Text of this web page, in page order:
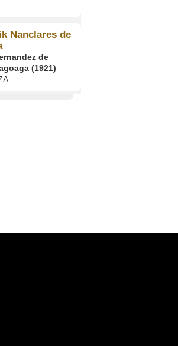
Nanclares de
de
(1921)
ETXANO